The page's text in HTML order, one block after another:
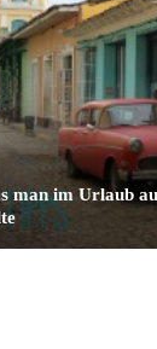
man im Urlaub